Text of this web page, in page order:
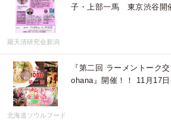
子・上部一馬 東京渋谷開
羅天清研究会新潟
『第二回 ラーメントーク
ohana』開催！！ 11月17
北海道ソウルフード